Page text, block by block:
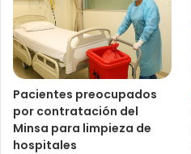
Pacientes preocupados
por contratación del
Minsa para limpieza de
hospitales